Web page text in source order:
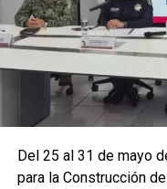
y puntos de alta
Del 25 al 31 de mayo
para la Construcción